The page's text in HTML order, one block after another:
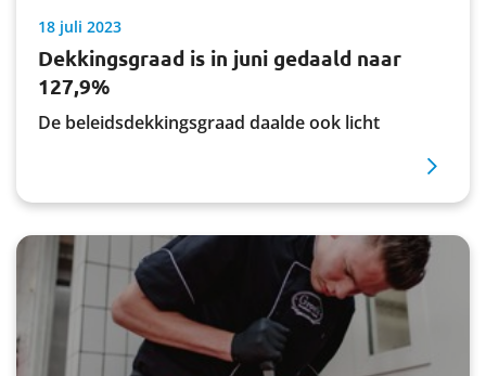
18 juli 2023
Dekkingsgraad is in juni gedaald naar
127,9%
De beleidsdekkingsgraad daalde ook licht